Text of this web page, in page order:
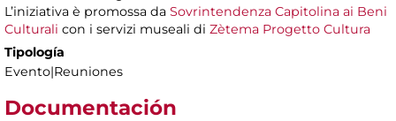
L’iniziativa è promossa da Sovrintendenza Capitolina ai Beni
Culturali con i servizi museali di Zètema Progetto Cultura
Tipología
Evento|Reuniones
Documentación